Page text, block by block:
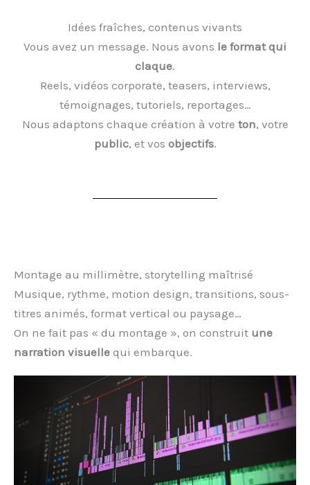
Idées fraîches, contenus vivants
Vous avez un message. Nous avons le format qui
claque.
Reels, vidéos corporate, teasers, interviews,
témoignages, tutoriels, reportages…
Nous adaptons chaque création à votre ton, votre
public, et vos objectifs.
Montage au millimètre, storytelling maîtrisé
Musique, rythme, motion design, transitions, sous-
titres animés, format vertical ou paysage…
On ne fait pas « du montage », on construit une
narration visuelle qui embarque.